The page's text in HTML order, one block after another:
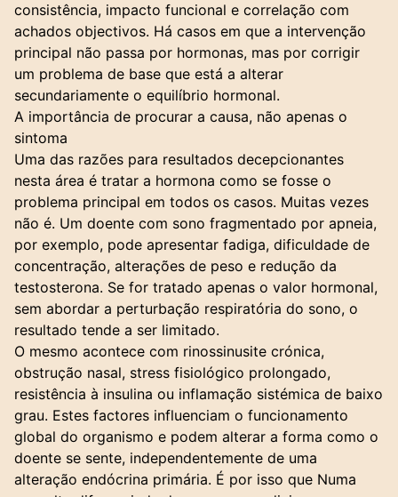
consistência, impacto funcional e correlação com
achados objectivos. Há casos em que a intervenção
principal não passa por hormonas, mas por corrigir
um problema de base que está a alterar
secundariamente o equilíbrio hormonal.
A importância de procurar a causa, não apenas o
sintoma
Uma das razões para resultados decepcionantes
nesta área é tratar a hormona como se fosse o
problema principal em todos os casos. Muitas vezes
não é. Um doente com sono fragmentado por apneia,
por exemplo, pode apresentar fadiga, dificuldade de
concentração, alterações de peso e redução da
testosterona. Se for tratado apenas o valor hormonal,
sem abordar a perturbação respiratória do sono, o
resultado tende a ser limitado.
O mesmo acontece com rinossinusite crónica,
obstrução nasal, stress fisiológico prolongado,
resistência à insulina ou inflamação sistémica de baixo
grau. Estes factores influenciam o funcionamento
global do organismo e podem alterar a forma como o
doente se sente, independentemente de uma
alteração endócrina primária. É por isso que Numa